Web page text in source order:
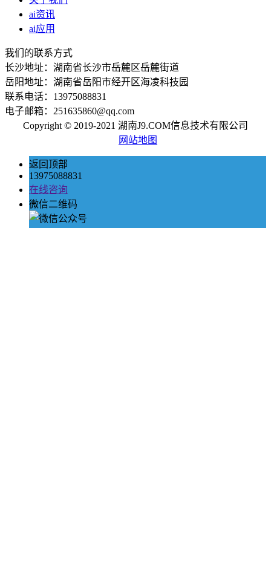
ai资讯
ai应用
我们的联系方式
长沙地址：湖南省长沙市岳麓区岳麓街道
岳阳地址：湖南省岳阳市经开区海凌科技园
联系电话：13975088831
电子邮箱：251635860@qq.com
Copyright © 2019-2021 湖南J9.COM信息技术有限公司
网站地图
返回顶部
13975088831
在线咨询
微信二维码